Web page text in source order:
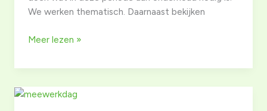
We werken thematisch. Daarnaast bekijken
9
meewerkdag
15.00)
Meer lezen »